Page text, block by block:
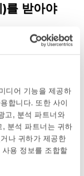
디어 기능을 제공하
합니다. 또한 사이
고, 분석 파트너와
분석 파트너는 귀하
나 귀하가 제공한
용 정보를 조합할
를 받아야
수명을 보장하기
으실 수 있습니다.
생 정비) 재생 정비
으시려면 스틸리스트
무엇이 포함